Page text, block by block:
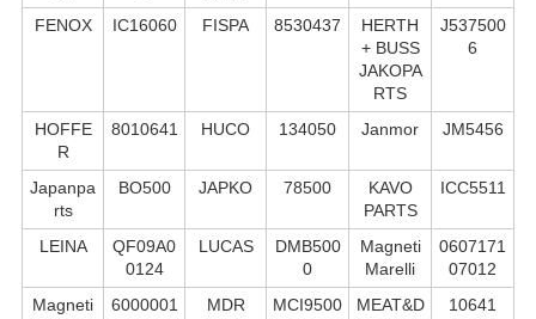
FENOX IC16060 FISPA 8530437
HERTH
+ BUSS
JAKOPA
RTS
J537500
6
HOFFE
R
8010641 HUCO 134050 Janmor JM5456
Japanpa
rts
BO500 JAPKO 78500
KAVO
PARTS
ICC5511
LEINA
QF09A0
0124
LUCAS
DMB500
0
Magneti
Marelli
0607171
07012
Magneti
6000001
MDR MCI9500
MEAT&D
10641